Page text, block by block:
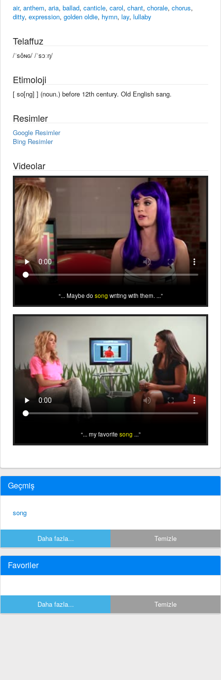
air, anthem, aria, ballad, canticle, carol, chant, chorale, chorus,
ditty, expression, golden oldie, hymn, lay, lullaby
Telaffuz
/ˈsôɴɢ/ /ˈsɔːŋ/
Etimoloji
[ so[ng] ] (noun.) before 12th century. Old English sang.
Resimler
Google Resimler
Bing Resimler
Videolar
... Maybe do song writing with them. ...
... my favorite song ...
Geçmiş
song
Daha fazla... Temizle
Favoriler
Daha fazla... Temizle